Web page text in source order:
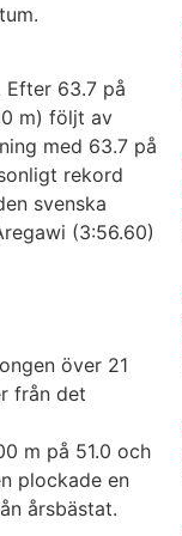
Efter 63.7 på
m) följt av
med 63.7 på
rekord
svenska
(3:56.60)
över 21
från det
m på 51.0 och
plockade en
årsbästat.